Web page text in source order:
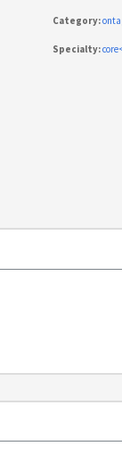
Category:
Specialty: